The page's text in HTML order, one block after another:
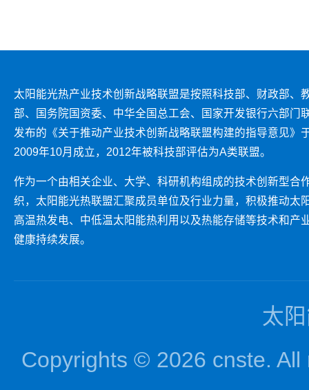
太阳能光热产业技术创新战略联盟是按照科技部、财政部、
部、国务院国资委、中华全国总工会、国家开发银行六部门
发布的《关于推动产业技术创新战略联盟构建的指导意见》
2009年10月成立，2012年被科技部评估为A类联盟。
作为一个由相关企业、大学、科研机构组成的技术创新型合
织，太阳能光热联盟汇聚成员单位及行业力量，积极推动太
高温热发电、中低温太阳能热利用以及热能存储等技术和产
健康持续发展。
太
Copyrights © 2026 cnste. All